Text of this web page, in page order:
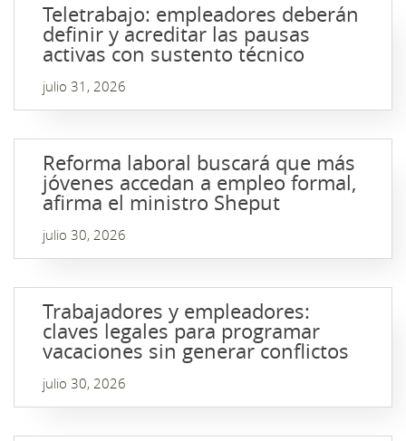
Teletrabajo: empleadores deberán
definir y acreditar las pausas
activas con sustento técnico
julio 31, 2026
Reforma laboral buscará que más
jóvenes accedan a empleo formal,
afirma el ministro Sheput
julio 30, 2026
Trabajadores y empleadores:
claves legales para programar
vacaciones sin generar conflictos
julio 30, 2026